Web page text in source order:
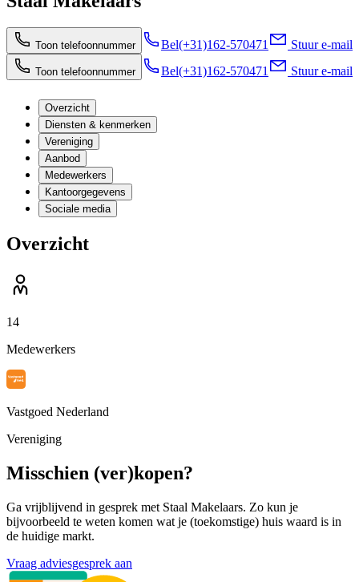
Toon telefoonnummer Bel(+31)162-570471 Stuur e-mail
Toon telefoonnummer Bel(+31)162-570471 Stuur e-mail
Overzicht
Diensten & kenmerken
Vereniging
Aanbod
Medewerkers
Kantoorgegevens
Sociale media
Overzicht
14
Medewerkers
Vastgoed Nederland
Vereniging
Misschien (ver)kopen?
Ga vrijblijvend in gesprek met Staal Makelaars. Zo kun je
bijvoorbeeld te weten komen wat je (toekomstige) huis waard is in
de huidige markt.
Vraag adviesgesprek aan